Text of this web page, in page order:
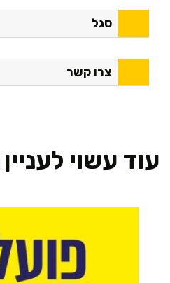
סגל
צרו קשר
עוד עשוי